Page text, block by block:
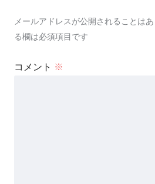
メールアドレスが公開されることはあ
る欄は必須項目です
コメント ※